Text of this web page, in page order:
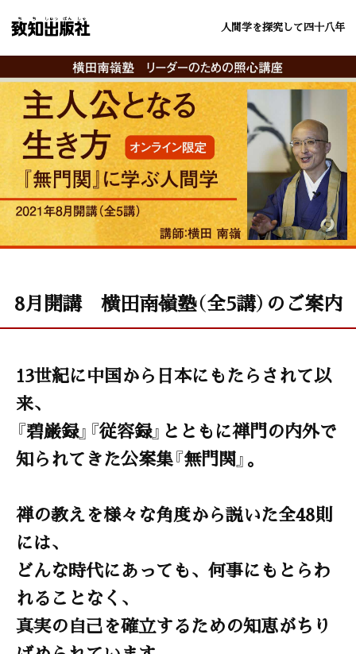
人間学を探究して四十八年
8月開講 横田南嶺塾（全5講）のご案内
13世紀に中国から日本にもたらされて以
来、
『碧巌録』『従容録』とともに禅門の内外で
知られてきた公案集『無門関』。
禅の教えを様々な角度から説いた全48則
には、
どんな時代にあっても、何事にもとらわ
れることなく、
真実の自己を確立するための知恵がちり